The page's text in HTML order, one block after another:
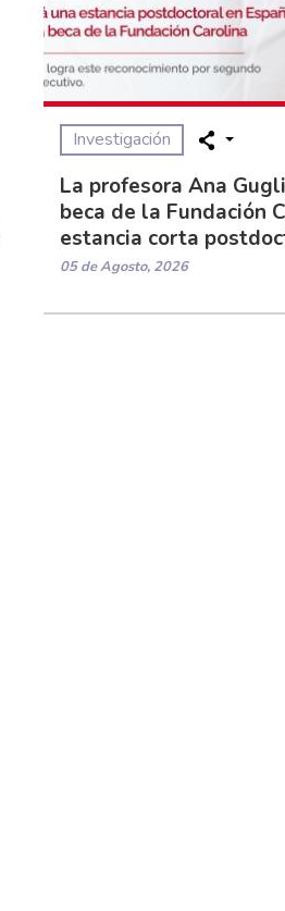
Investigación
La profesora Ana
beca de la Fundación
estancia corta
05 de Agosto, 2026